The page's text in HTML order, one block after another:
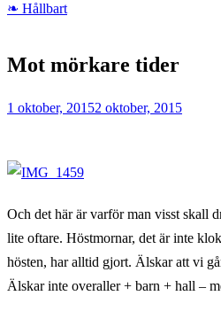
Hållbart
mörkare
❧ Hållbart
Mot mörkare tider
1 oktober, 20152 oktober, 2015
Och det här är varför man visst skall
lite oftare. Höstmornar, det är inte
hösten, har alltid gjort. Älskar att vi
Älskar inte overaller + barn + hall –